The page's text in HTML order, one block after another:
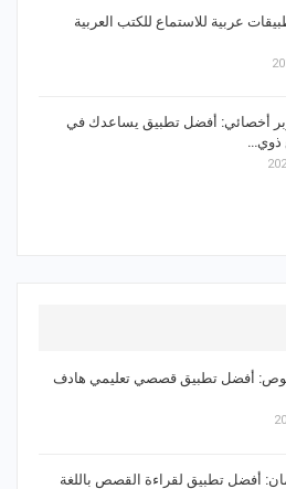
4 تطبيقات عربية للاستماع للكتب العربية
أخصائي: أفضل تطبيق يساعدك في
ذوي…
أفضل تطبيق قصصي تعليمي هادف
أفضل تطبيق لقراءة القصص باللغة